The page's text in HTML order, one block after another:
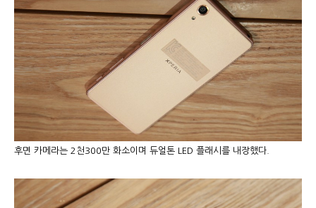
후면 카메라는 2천300만 화소이며 듀얼톤 LED 플래시를 내장했다.